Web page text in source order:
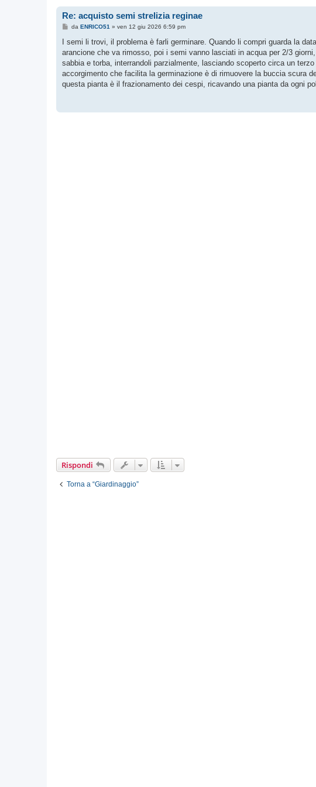
Re: acquisto semi strelizia reginae
M
s
a
g
i
o
da ENRICO51 » ven 12 giu 2026 6:59 pm
I semi li trovi, il problema è farli germinare. Quando li compri guarda la
arancione che va rimosso, poi i semi vanno lasciati in acqua per 2/3
sabbia e torba, interrandoli parzialmente, lasciando scoperto circa un
accorgimento che facilita la germinazione è di rimuovere la buccia scura
questa pianta è il frazionamento dei cespi, ricavando una pianta da ogni
Rispondi
Torna a “Giardinaggio”